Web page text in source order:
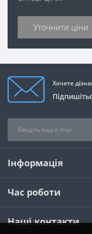
Уточнити ціни
Хочете
Інформація
Час роботи
Наші контакти